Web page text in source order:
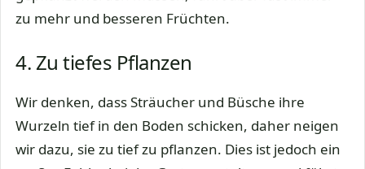
zu mehr und besseren Früchten.
4. Zu tiefes Pflanzen
Wir denken, dass Sträucher und Büsche ihre
Wurzeln tief in den Boden schicken, daher neigen
wir dazu, sie zu tief zu pflanzen. Dies ist jedoch ein